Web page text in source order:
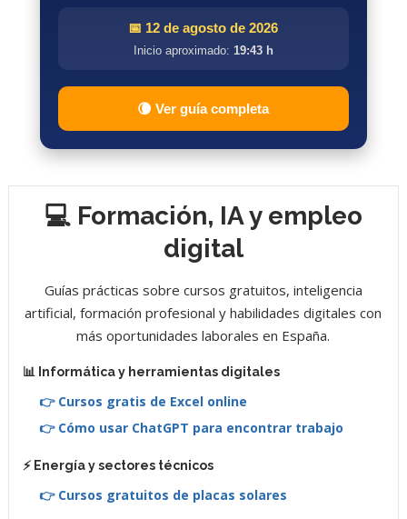
📅 12 de agosto de 2026
Inicio aproximado: 19:43 h
🌘 Ver guía completa
💻 Formación, IA y empleo
digital
Guías prácticas sobre cursos gratuitos, inteligencia
artificial, formación profesional y habilidades digitales con
más oportunidades laborales en España.
📊 Informática y herramientas digitales
👉 Cursos gratis de Excel online
👉 Cómo usar ChatGPT para encontrar trabajo
⚡ Energía y sectores técnicos
👉 Cursos gratuitos de placas solares